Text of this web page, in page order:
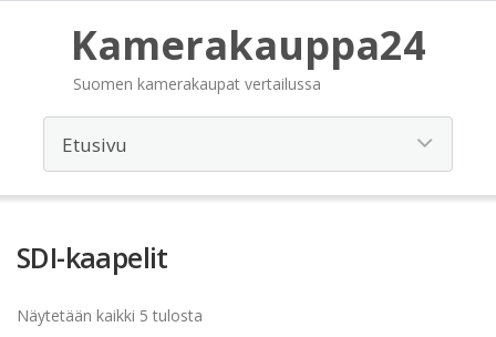
Kamerakauppa24
Suomen kamerakaupat vertailussa
SDI-kaapelit
Näytetään kaikki 5 tulosta